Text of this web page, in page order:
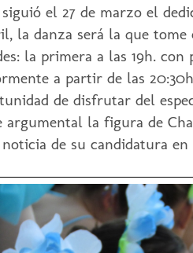
el 27 de marzo el
la danza será la que tome
la primera a las 19h.
a partir de las
de disfrutar del
argumental la figura de
de su candidatura